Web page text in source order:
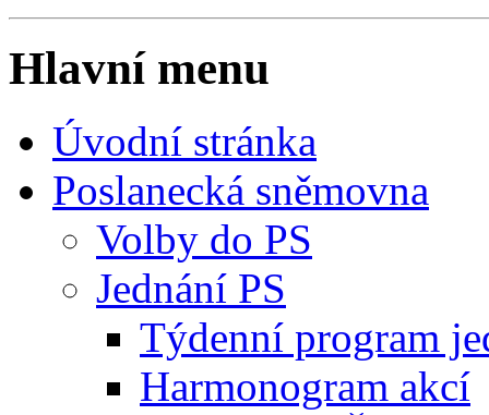
Hlavní menu
Úvodní stránka
Poslanecká sněmovna
Volby do PS
Jednání PS
Týdenní program
Harmonogram akcí